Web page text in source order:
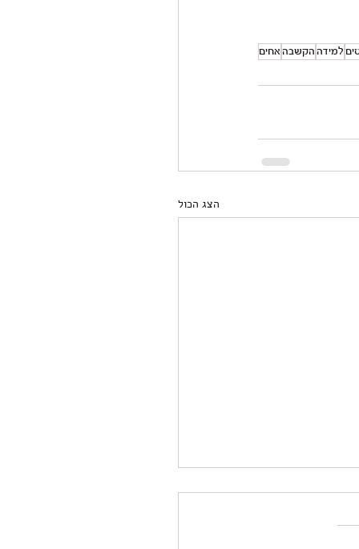
למידה הקשבה אחים
הצג הכול